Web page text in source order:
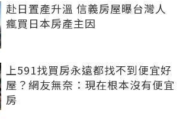
赴日置產升溫 信義房屋曝台灣人
瘋買日本房產主因
上591找買房永遠都找不到便宜好
屋？網友無奈：現在根本沒有便宜
房